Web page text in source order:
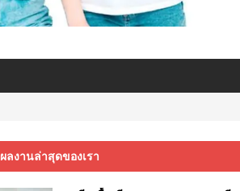
ผลงานล่าสุดของเรา